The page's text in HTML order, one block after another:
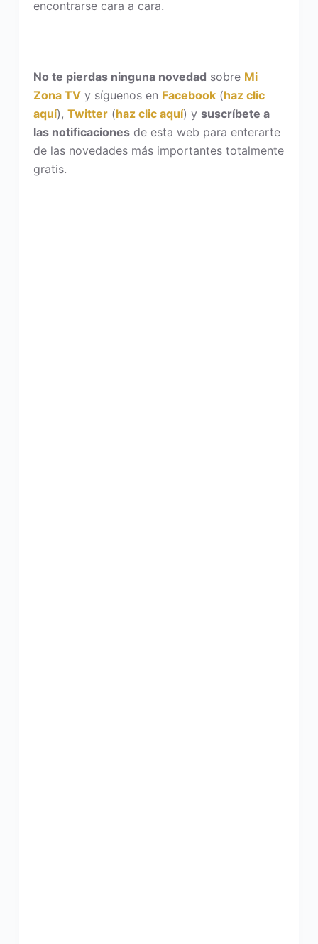
encontrarse cara a cara.
No te pierdas ninguna novedad sobre Mi
Zona TVy síguenos en Facebook(haz clic
aquí), Twitter(haz clic aquí) y suscríbete a
las notificacionesde esta web para enterarte
de las novedades más importantes totalmente
gratis.